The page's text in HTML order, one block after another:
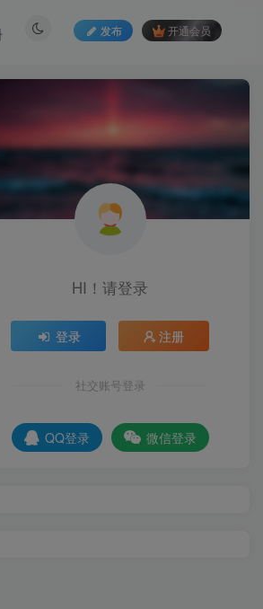
发布 开通会员
HI！请登录
登录 注册
社交账号登录
QQ登录 微信登录